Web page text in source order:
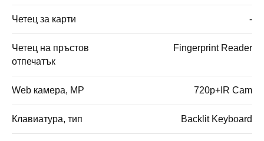
Четец за карти -
Четец на пръстов
отпечатък
Fingerprint Reader
Web камера, MP 720p+IR Cam
Клавиатура, тип Backlit Keyboard